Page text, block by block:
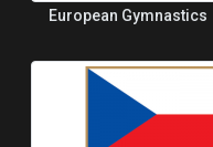
European Gymnastics